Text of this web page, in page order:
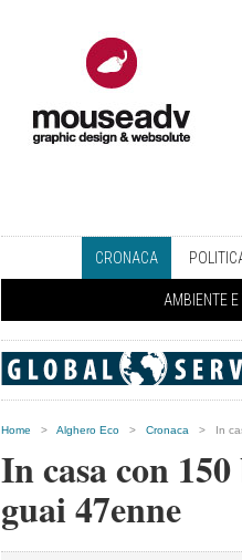
CRONACA
AMBIENTE
Home > Alghero Eco > Cronaca > In
In casa con
guai 47enne